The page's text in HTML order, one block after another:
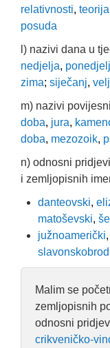
relativnosti,
posuda
l) nazivi dana u
nedjelja,
zima; siječanj,
m) nazivi
doba, jura,
doba, mezozoik,
n) odnosni
i zemljopisnih
danteovski,
matoševski,
južnoamerički,
Malim se
zemljopisnih
odnosni
crikveničko-